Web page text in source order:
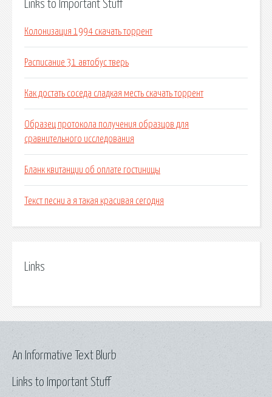
Links to Important Stuff
Колонизация 1994 скачать торрент
Расписание 31 автобус тверь
Как достать соседа сладкая месть скачать торрент
Образец протокола получения образцов для
сравнительного исследования
Бланк квитанции об оплате гостиницы
Текст песни а я такая красивая сегодня
Links
Links to Important Stuff
An Informative Text Blurb